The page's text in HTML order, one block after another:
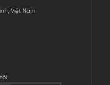
Việt Nam